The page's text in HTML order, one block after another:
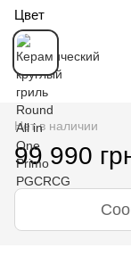
Цвет
Нет в наличии
99 990